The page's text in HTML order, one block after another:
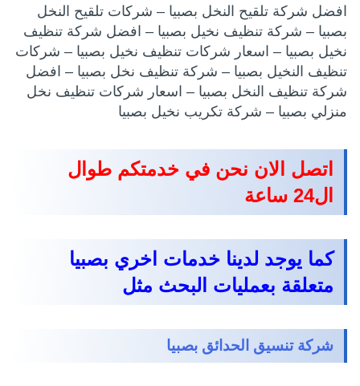
افضل شركة تلقيح النخل بصبيا – شركات تلقيح النخل
بصبيا – شركة تنظيف نخيل بصبيا – افضل شركة تنظيف
نخيل بصبيا – اسعار شركات تنظيف نخيل بصبيا – شركات
تنظيف النخيل بصبيا – شركة تنظيف نخل بصبيا – افضل
شركة تنظيف النخل بصبيا – اسعار شركات تنظيف نخل
منزلي بصبيا – شركة تكريب نخيل بصبيا
اتصل الان نحن في خدمتكم طوال
ال24 ساعة
كما يوجد لدينا خدمات اخري بصبيا
متعلقة بعمليات البحث مثل
شركة تنسيق الحدائق بصبيا